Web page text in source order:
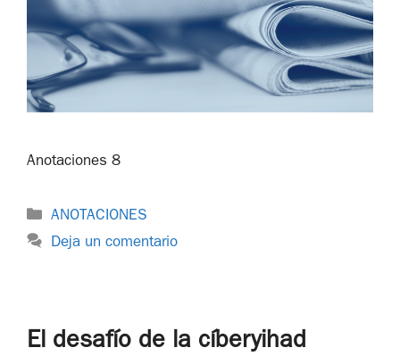
Anotaciones 8
ANOTACIONES
Deja un comentario
El desafío de la cíberyihad